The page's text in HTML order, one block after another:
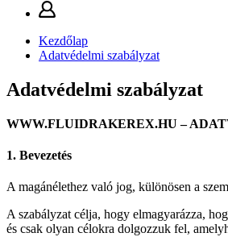
Kezdőlap
Adatvédelmi szabályzat
Adatvédelmi szabályzat
WWW.FLUIDRAKEREX.HU –
1. Bevezetés
A magánélethez való jog, különösen a
A szabályzat célja, hogy elmagyarázza,
és csak olyan célokra dolgozzuk fel,